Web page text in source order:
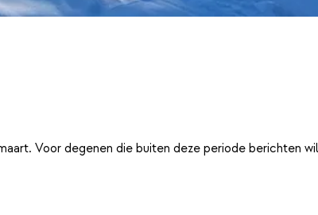
Voor degenen die buiten deze periode berichten